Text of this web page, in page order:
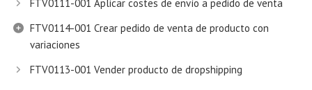
FTV0111-001 Aplicar costes de envío a pedido de venta
FTV0114-001 Crear pedido de venta de producto con
variaciones
FTV0113-001 Vender producto de dropshipping